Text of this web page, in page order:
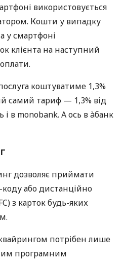
використовується
Кошти у випадку
у смартфоні
клієнта на наступний
коштуватиме 1,3%
самий тариф — 1,3% від
в monobank. А ось в àбанк
дозволяє приймати
або дистанційно
з карток будь-яких
потрібен лише
програмним